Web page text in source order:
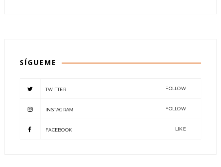
SÍGUEME
TWITTER FOLLOW
INSTAGRAM FOLLOW
FACEBOOK LIKE